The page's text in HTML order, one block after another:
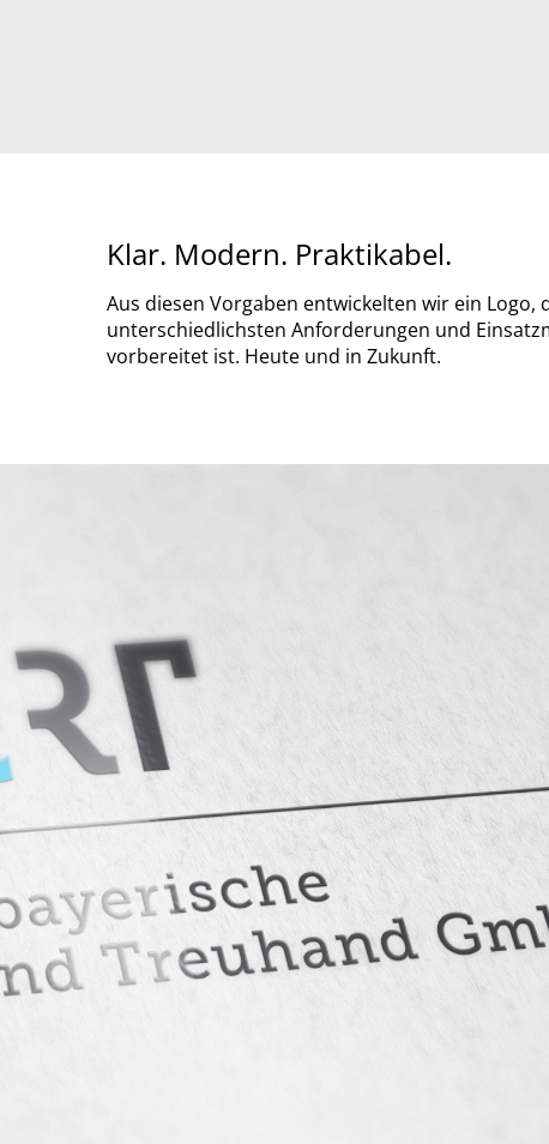
Klar. Modern. Praktikabel.
Aus diesen Vorgaben entwickelten wir ein Logo,
unterschiedlichsten Anforderungen und
vorbereitet ist. Heute und in Zukunft.